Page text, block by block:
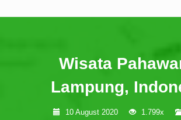
Wisata
Lampung,
10 August 2020 1.799x